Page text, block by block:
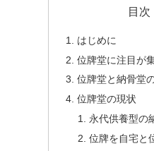
目次
はじめに
位牌堂に注目が
位牌堂と納骨堂
位牌堂の現状
永代供養型の
位牌を自宅と